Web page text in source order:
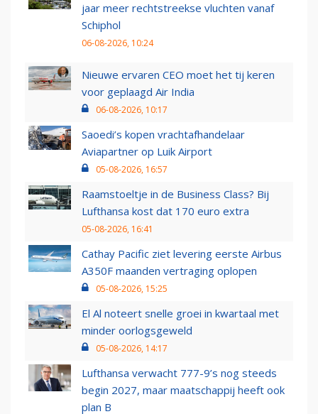
jaar meer rechtstreekse vluchten vanaf
Schiphol
06-08-2026, 10:24
Nieuwe ervaren CEO moet het tij keren
voor geplaagd Air India
06-08-2026, 10:17
Saoedi’s kopen vrachtafhandelaar
Aviapartner op Luik Airport
05-08-2026, 16:57
Raamstoeltje in de Business Class? Bij
Lufthansa kost dat 170 euro extra
05-08-2026, 16:41
Cathay Pacific ziet levering eerste Airbus
A350F maanden vertraging oplopen
05-08-2026, 15:25
El Al noteert snelle groei in kwartaal met
minder oorlogsgeweld
05-08-2026, 14:17
Lufthansa verwacht 777-9’s nog steeds
begin 2027, maar maatschappij heeft ook
plan B